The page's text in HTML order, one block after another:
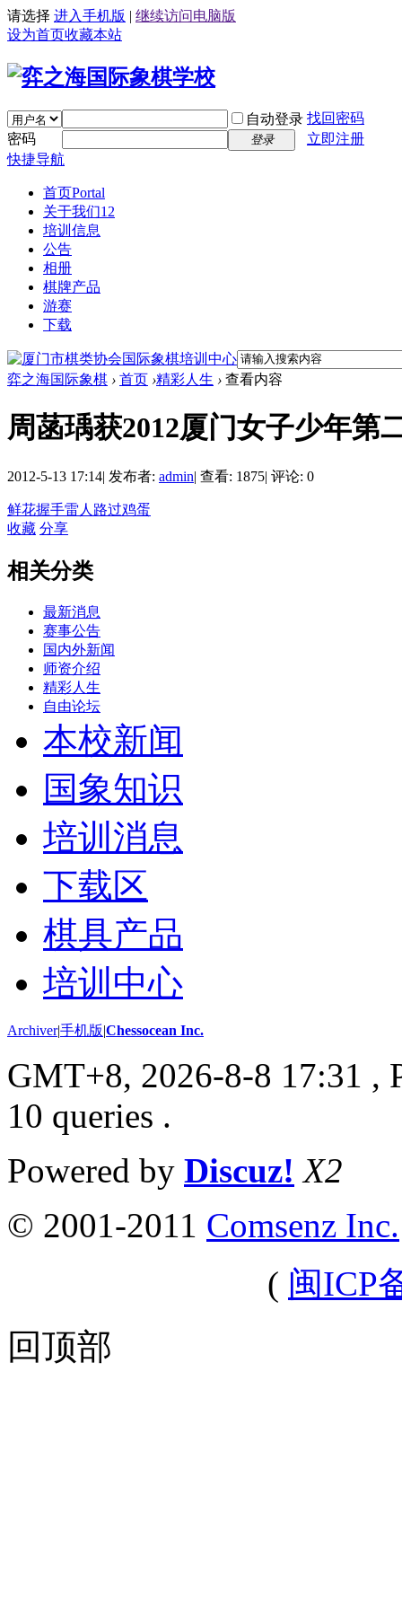
请选择 进入手机版 | 继续访问电脑版
设为首页收藏本站
自动登录 找回密码
密码
登录
立即注册
快捷导航
首页Portal
关于我们12
培训信息
公告
相册
棋牌产品
游赛
下载
弈之海国际象棋 › 首页 ›精彩人生 › 查看内容
周菡瑀获2012厦门女子少年第
2012-5-13 17:14| 发布者: admin| 查看: 1875| 评论: 0
鲜花握手雷人 路过鸡蛋
收藏 分享
相关分类
最新消息
赛事公告
国内外新闻
师资介绍
精彩人生
自由论坛
本校新闻
国象知识
培训消息
下载区
棋具产品
培训中心
Archiver|手机版|Chessocean Inc.
GMT+8, 2026-8-8 17:31 ,
10 queries .
Powered by Discuz! X2
© 2001-2011 Comsenz Inc.
( 闽ICP
回顶部